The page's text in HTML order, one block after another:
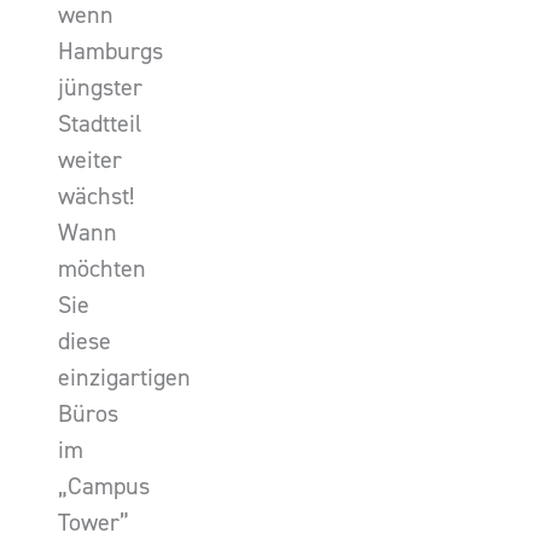
wenn
Hamburgs
jüngster
Stadtteil
weiter
wächst!
Wann
möchten
Sie
diese
einzigartigen
Büros
im
„Campus
Tower”